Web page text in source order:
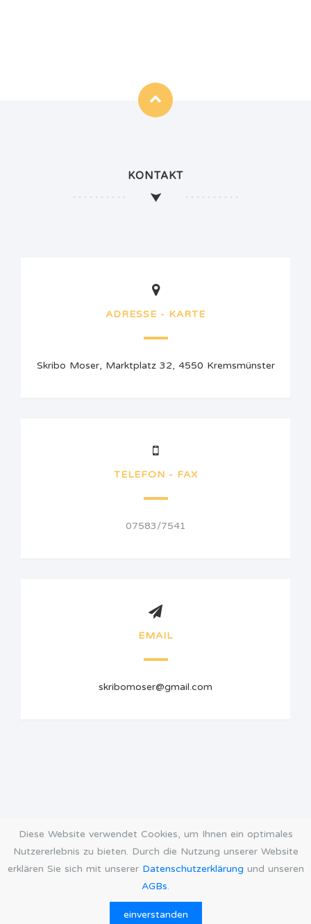
KONTAKT
ADRESSE - KARTE
Skribo Moser, Marktplatz 32, 4550 Kremsmünster
TELEFON - FAX
07583/7541
EMAIL
skribomoser@gmail.com
Diese Website verwendet Cookies, um Ihnen ein optimales
Nutzererlebnis zu bieten. Durch die Nutzung unserer Website
erklären Sie sich mit unserer Datenschutzerklärung und unseren
AGBs.
einverstanden